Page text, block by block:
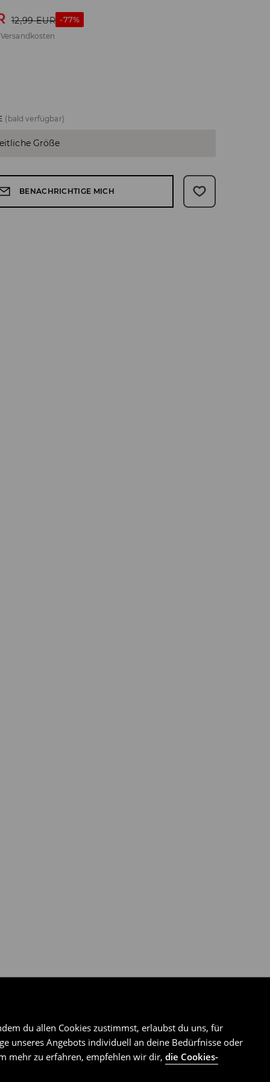
du allen Cookies zustimmst, erlaubst du uns, für
unseres Angebots individuell an deine Bedürfnisse oder
mehr zu erfahren, empfehlen wir dir, die Cookies-
12,99 EUR -77%
Versandkosten
(bald verfügbar)
Größe
BENACHRICHTIGE MICH